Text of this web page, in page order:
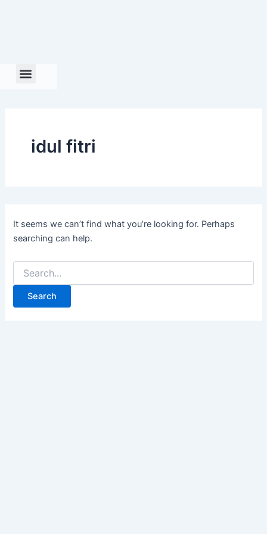
idul fitri
It seems we can’t find what you’re looking for. Perhaps
searching can help.